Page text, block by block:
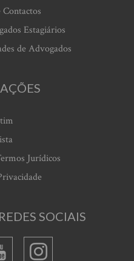
Contactos
Estagiários
de Advogados
Jurídicos
SOCIAIS